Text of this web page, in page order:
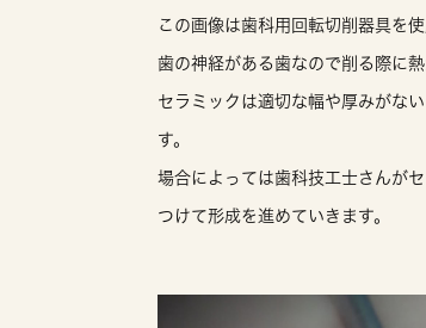
この画像は歯科用回転切削器具を使
歯の神経がある歯なので削る際に
セラミックは適切な幅や厚みがな
す。
場合によっては歯科技工士さんが
つけて形成を進めていきます。